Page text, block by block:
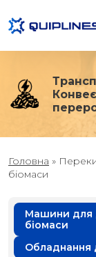
Головна »
біомаси
Машини для
біомаси
Обладнання